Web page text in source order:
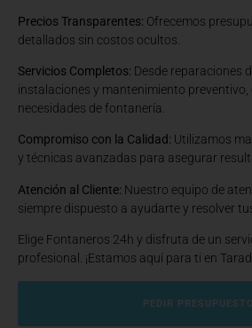
Precios Transparentes: Ofrecemos
detallados sin costos ocultos.
Servicios Completos: Desde reparaciones
instalaciones y mantenimiento
necesidades de fontanería.
Compromiso con la Calidad: Utilizamos
y técnicas avanzadas para asegurar
Atención al Cliente: Nuestro equipo de
siempre dispuesto a ayudarte y resolver
Elige Fontaneros 24h y disfruta de un
profesional. ¡Estamos aquí para ti en
PEDIR PRESUPUESTO